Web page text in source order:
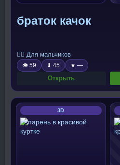
браток качок
🧍‍♂️ Для мальчиков
👁 59 ⬇ 45 ★ —
Открыть
3D